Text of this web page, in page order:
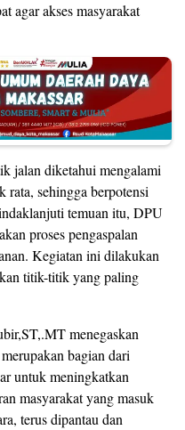
agar akses masyarakat
jalan diketahui mengalami
rata, sehingga berpotensi
temuan itu, DPU
proses pengaspalan
Kegiatan ini dilakukan
titik-titik yang paling
menegaskan
bagian dari
untuk meningkatkan
masyarakat yang masuk
terus dipantau dan